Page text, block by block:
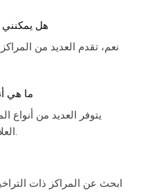
هل
نعم، تقدم العديد من
ما هي
يتوفر العديد من
العلاجي، ومساج الأنسجة العميقة، وغيرها.
ابحث عن المراكز ذات